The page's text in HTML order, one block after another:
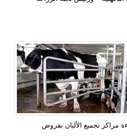
مراكز تجميع الألبان بقروض